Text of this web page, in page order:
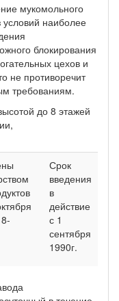
мукомольного
условий наиболее
блокирования
цехов и
не противоречит
требованиям.
до 8 этажей
Срок
введения
в
действие
с 1
сентября
1990г.